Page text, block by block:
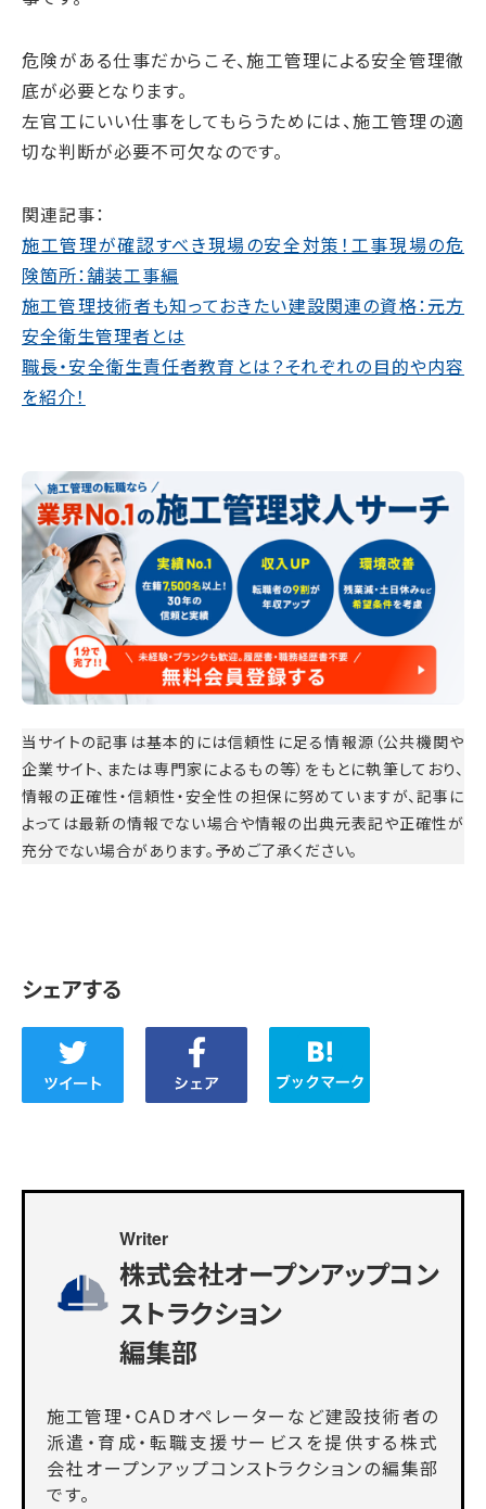
危険がある仕事だからこそ、施工管理による安全管理徹
底が必要となります。
左官工にいい仕事をしてもらうためには、施工管理の適
切な判断が必要不可欠なのです。
関連記事：
施工管理が確認すべき現場の安全対策！工事現場の危
険箇所：舗装工事編
施工管理技術者も知っておきたい建設関連の資格：元方
安全衛生管理者とは
職長・安全衛生責任者教育とは？それぞれの目的や内容
を紹介！
当サイトの記事は基本的には信頼性に足る情報源（公共機関や
企業サイト、または専門家によるもの等）をもとに執筆しており、
情報の正確性・信頼性・安全性の担保に努めていますが、記事に
よっては最新の情報でない場合や情報の出典元表記や正確性が
充分でない場合があります。予めご了承ください。
シェアする
Writer
株式会社オープンアップコン
ストラクション
編集部
施工管理・CADオペレーターなど建設技術者の
派遣・育成・転職支援サービスを提供する株式
会社オープンアップコンストラクションの編集部
です。